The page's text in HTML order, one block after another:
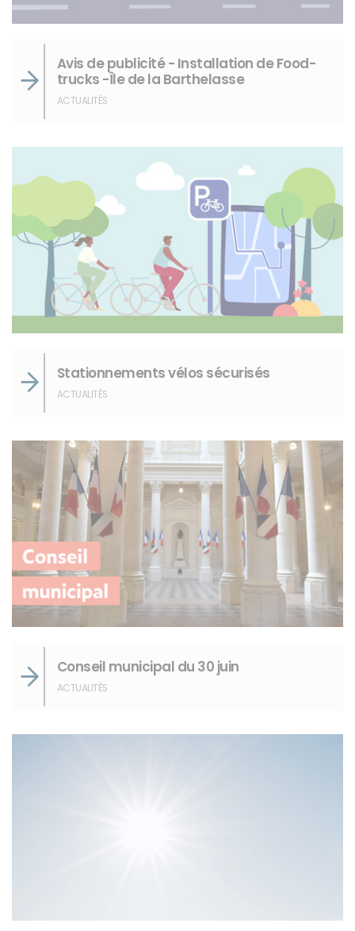
Avis de publicité - Installation de Food-
trucks -Île de la Barthelasse
ACTUALITÉS
Stationnements vélos sécurisés
ACTUALITÉS
Conseil municipal du 30 juin
ACTUALITÉS